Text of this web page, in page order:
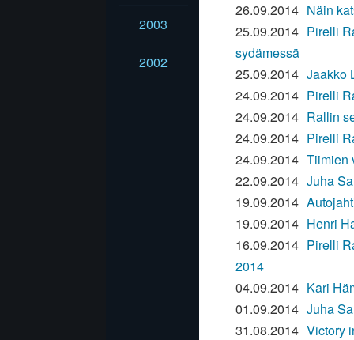
2003
2002
26.09.2014 Näin
25.09.2014 Pirelli
sydämessä
25.09.2014 Jaakko
24.09.2014 Pirelli
24.09.2014 Rallin
24.09.2014 Pirelli
24.09.2014 Tiimien
22.09.2014 Juha
19.09.2014
19.09.2014 Henri
16.09.2014 Pirelli
2014
04.09.2014 Kari
01.09.2014 Juha
31.08.2014 Victory